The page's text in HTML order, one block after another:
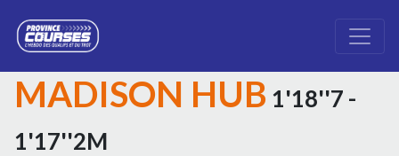
MADISON HUB 1'18''7 -
1'17''2M